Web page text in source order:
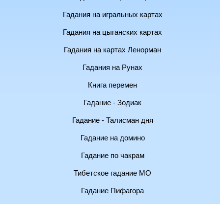
Гадания на игральных картах
Гадания на цыганских картах
Гадания на картах Ленорман
Гадания на Рунах
Книга перемен
Гадание - Зодиак
Гадание - Талисман дня
Гадание на домино
Гадание по чакрам
Тибетское гадание МО
Гадание Пифагора